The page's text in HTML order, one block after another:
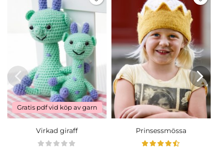
Gratis pdf vid köp av garn
Virkad giraff Prinsessmössa